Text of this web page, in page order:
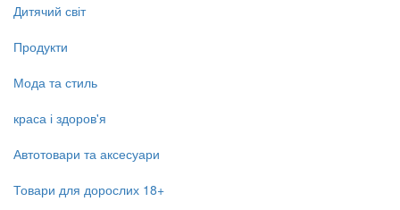
Дитячий світ
Продукти
Мода та стиль
краса і здоров'я
Автотовари та аксесуари
Товари для дорослих 18+